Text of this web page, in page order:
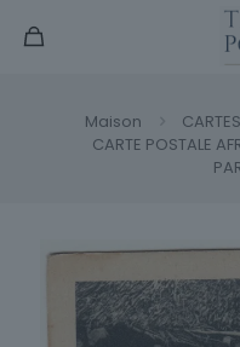
Maison
CARTE POSTALE